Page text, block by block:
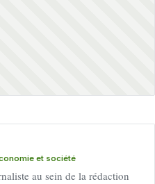
et société
au sein de la rédaction